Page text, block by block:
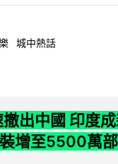
城中熱話
出中國 印度
增至5500萬部